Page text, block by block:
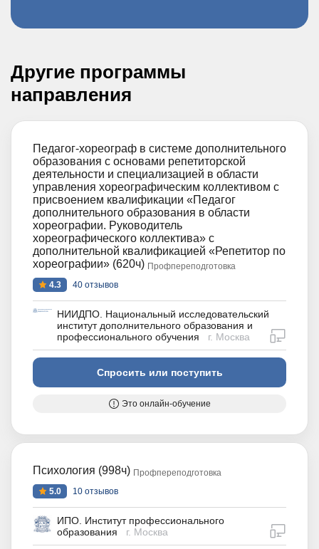
Другие программы
направления
Педагог-хореограф в системе дополнительного
образования с основами репетиторской
деятельности и специализацией в области
управления хореографическим коллективом с
присвоением квалификации «Педагог
дополнительного образования в области
хореографии. Руководитель
хореографического коллектива» с
дополнительной квалификацией «Репетитор по
хореографии» (620ч) Профпереподготовка
4.3
40 отзывов
НИИДПО. Национальный исследовательский
институт дополнительного образования и
профессионального обучения
г. Москва
Спросить или поступить
Это онлайн-обучение
Психология (998ч) Профпереподготовка
5.0
10 отзывов
ИПО. Институт профессионального
образования
г. Москва